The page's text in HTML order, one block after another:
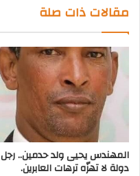
مقالات ذات صلة
المهندس يحيى ولد حدمين.. رجل
دولة لا تهزّه ترهات العابرين.